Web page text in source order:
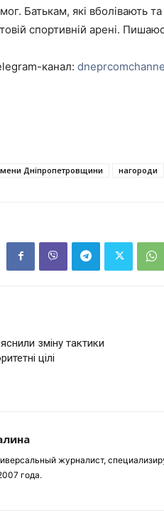
Батькам, які вболівають
спортивній арені.
канал:
Дніпропетровщини нагороди
зміну тактики
цілі
журналист,
года.